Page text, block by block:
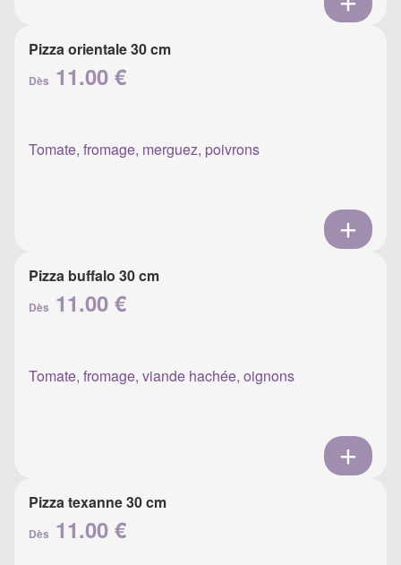
Pizza orientale 30 cm
Dès 11.00 €
Tomate, fromage, merguez, poivrons
Pizza buffalo 30 cm
Dès 11.00 €
Tomate, fromage, viande hachée, oignons
Pizza texanne 30 cm
Dès 11.00 €